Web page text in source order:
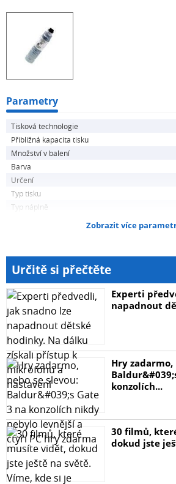
Parametry
Tisková technologie
Přibližná kapacita tisku
Množství v balení
Barva
Určení
Typ tisku
Typ náplně
Zobrazit více
Určitě si přečtěte
Experti
napadnout
Hry zadarmo,
konzolích...
30 filmů,
dokud jste